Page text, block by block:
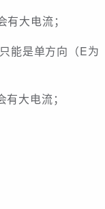
大电流；
能是单方向（E为
大电流；